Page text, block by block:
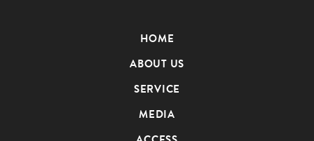
HOME
ABOUT US
SERVICE
MEDIA